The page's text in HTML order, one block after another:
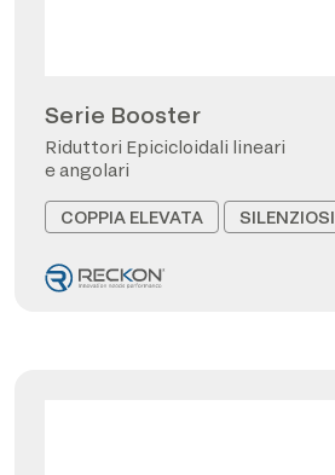
Serie Booster
Riduttori Epicicloidali lineari
e angolari
COPPIA ELEVATA SILENZIOSI